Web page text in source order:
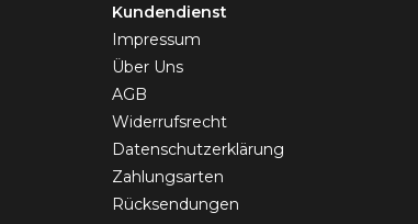
Kundendienst
Impressum
Über Uns
AGB
Widerrufsrecht
Datenschutzerklärung
Zahlungsarten
Rücksendungen